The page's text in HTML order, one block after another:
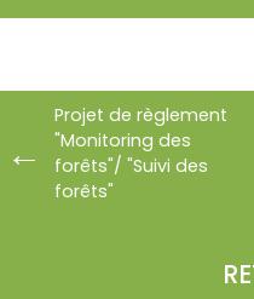
Projet de règlement
"Monitoring des
forêts"/ "Suivi des
forêts"